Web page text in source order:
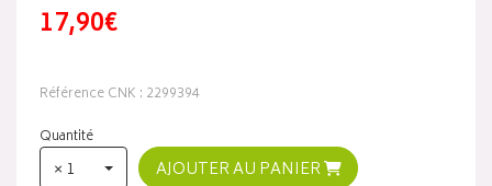
17,90€
Référence CNK : 2299394
Quantité
× 1
AJOUTER AU PANIER